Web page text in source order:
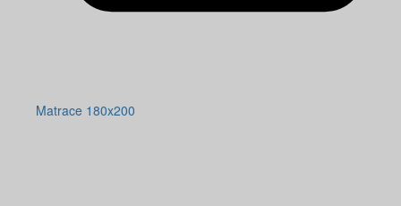
Matrace 180x200